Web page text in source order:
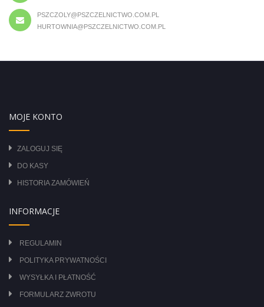
PSZCZOLY@PSZCZELNICTWO.COM.PL
HURTOWNIA@PSZCZELNICTWO.COM.PL
MOJE KONTO
ZALOGUJ SIĘ
DO KASY
HISTORIA ZAMÓWIEŃ
INFORMACJE
REGULAMIN
POLITYKA PRYWATNOŚCI
WYSYŁKA I PŁATNOŚĆ
FORMULARZ ZWROTU